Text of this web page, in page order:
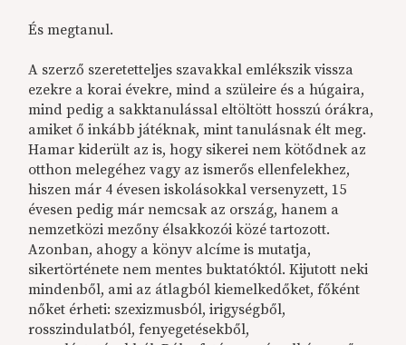
És megtanul.
A szerző szeretetteljes szavakkal emlékszik vissza
ezekre a korai évekre, mind a szüleire és a húgaira,
mind pedig a sakktanulással eltöltött hosszú órákra,
amiket ő inkább játéknak, mint tanulásnak élt meg.
Hamar kiderült az is, hogy sikerei nem kötődnek az
otthon melegéhez vagy az ismerős ellenfelekhez,
hiszen már 4 évesen iskolásokkal versenyzett, 15
évesen pedig már nemcsak az ország, hanem a
nemzetközi mezőny élsakkozói közé tartozott.
Azonban, ahogy a könyv alcíme is mutatja,
sikertörténete nem mentes buktatóktól. Kijutott neki
mindenből, ami az átlagból kiemelkedőket, főként
nőket érheti: szexizmusból, irigységből,
rosszindulatból, fenyegetésekből,